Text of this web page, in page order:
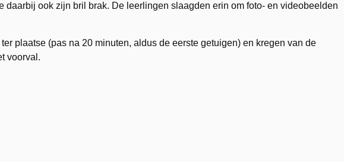
daarbij ook zijn bril brak. De leerlingen slaagden erin om foto- en videobeelden
plaatse (pas na 20 minuten, aldus de eerste getuigen) en kregen van de
voorval.